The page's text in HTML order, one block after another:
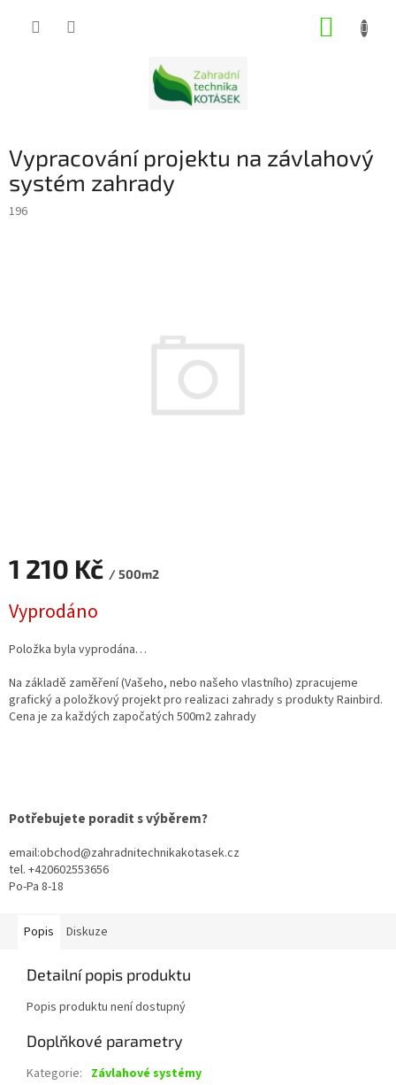
Vypracování projektu na závlahový
systém zahrady
196
1 210 Kč / 500m2
cena:
Vyprodáno
Položka byla vyprodána…
Na základě zaměření (Vašeho, nebo našeho vlastního) zpracujeme
grafický a položkový projekt pro realizaci zahrady s produkty Rainbird.
Cena je za každých započatých 500m2 zahrady
Potřebujete poradit s výběrem?
email:obchod@zahradnitechnikakotasek.cz
tel. +420602553656
Po-Pa 8-18
Popis Diskuze
Detailní popis produktu
Popis produktu není dostupný
Doplňkové parametry
Kategorie: Závlahové systémy